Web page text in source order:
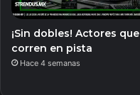
¡Sin dobles! Actores que
corren en pista
Hace 4 semanas